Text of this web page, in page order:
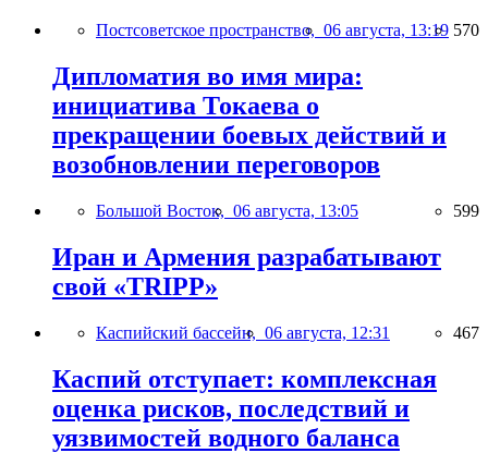
Постсоветское пространство, 06 августа, 13:19 570
Дипломатия во имя мира:
инициатива Токаева о
прекращении боевых действий и
возобновлении переговоров
Большой Восток, 06 августа, 13:05 599
Иран и Армения разрабатывают
свой «TRIPP»
Каспийский бассейн, 06 августа, 12:31 467
Каспий отступает: комплексная
оценка рисков, последствий и
уязвимостей водного баланса